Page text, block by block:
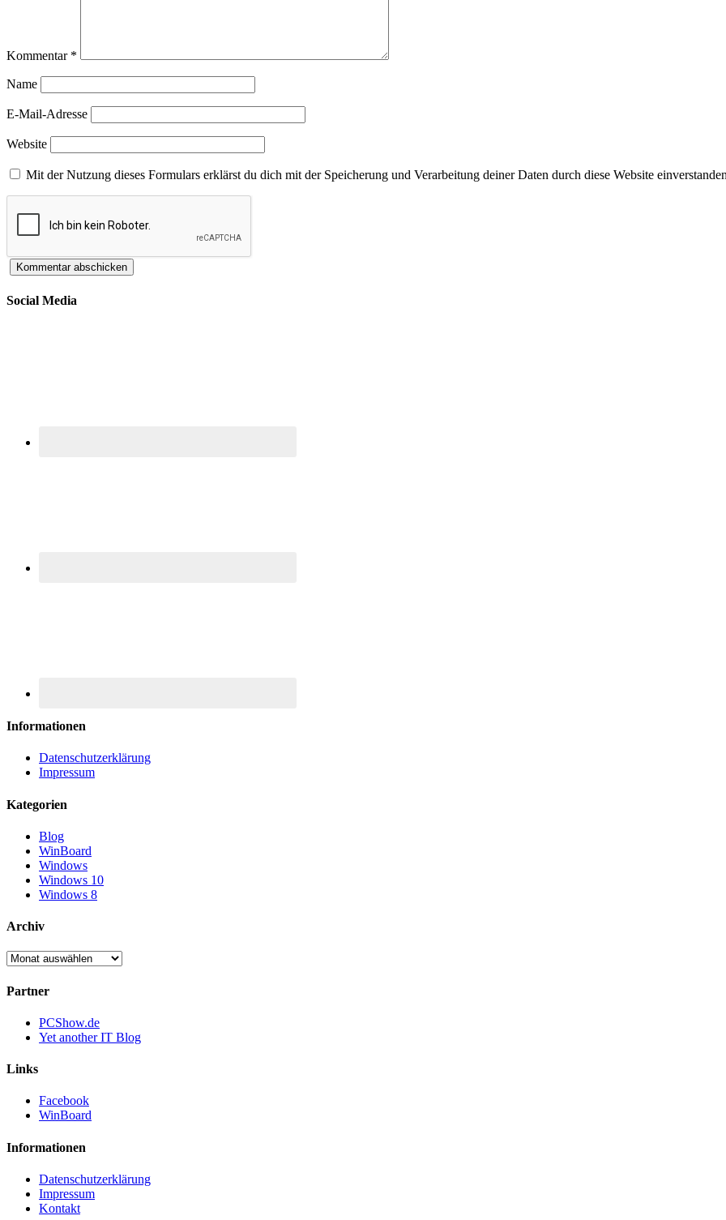
Kommentar *
Name
E-Mail-Adresse
Website
Mit der Nutzung dieses Formulars erklärst du dich mit der Speicherung und Verarbeitung deiner Daten durch diese Website
Social Media
Informationen
Datenschutzerklärung
Impressum
Kategorien
Blog
WinBoard
Windows
Windows 10
Windows 8
Archiv
Archiv
Partner
PCShow.de
Yet another IT Blog
Links
Facebook
WinBoard
Informationen
Datenschutzerklärung
Impressum
Kontakt